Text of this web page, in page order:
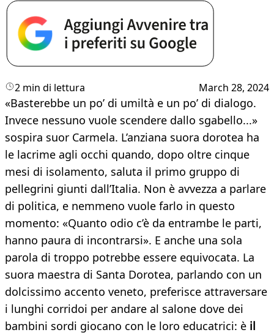
2 min di lettura March 28, 2024
«Basterebbe un po’ di umiltà e un po’ di dialogo.
Invece nessuno vuole scendere dallo sgabello...»
sospira suor Carmela. L’anziana suora dorotea ha
le lacrime agli occhi quando, dopo oltre cinque
mesi di isolamento, saluta il primo gruppo di
pellegrini giunti dall’Italia. Non è avvezza a parlare
di politica, e nemmeno vuole farlo in questo
momento: «Quanto odio c’è da entrambe le parti,
hanno paura di incontrarsi». E anche una sola
parola di troppo potrebbe essere equivocata. La
suora maestra di Santa Dorotea, parlando con un
dolcissimo accento veneto, preferisce attraversare
i lunghi corridoi per andare al salone dove dei
bambini sordi giocano con le loro educatrici: è il